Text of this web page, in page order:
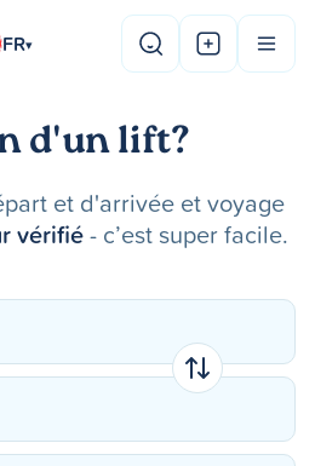
FR▾
d'un lift?
et d'arrivée et voyage
vérifié- c’est super facile.